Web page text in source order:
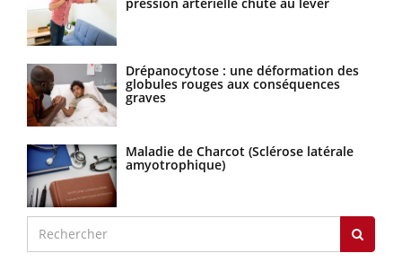
Drépanocytose : une déformation des
globules rouges aux conséquences
graves
Maladie de Charcot (Sclérose latérale
amyotrophique)